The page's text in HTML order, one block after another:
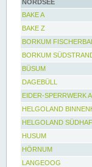
NORDSEE
BAKE A
BAKE Z
BORKUM
BORKUM
BÜSUM
DAGEBÜLL
EIDER-SPERRWERK
HELGOLAND
HELGOLAND
HUSUM
HÖRNUM
LANGEOOG